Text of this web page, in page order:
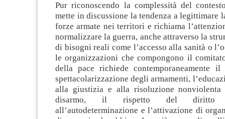
Pur riconoscendo la complessità del
mette in discussione la tendenza a legittimare
forze armate nei territori e richiama
normalizzare la guerra, anche attraverso la
di bisogni reali come l’accesso alla sanità o
le organizzazioni che compongono il
della pace richiede contemporaneamente
spettacolarizzazione degli armamenti,
alla giustizia e alla risoluzione
disarmo, il rispetto del diritto
all’autodeterminazione e l’attivazione di